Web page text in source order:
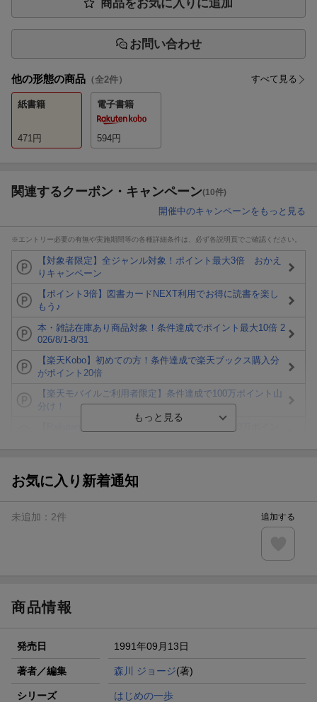
商品をお気に入りに追加
お問い合わせ
他の形態の商品 （全2件） すべて見る
紙書籍
471 円
電子書籍
594円
関連するクーポン・キャンペーン(10件)
開催中のキャンペーンをもっと見る
※エントリー必要の有無や実施期間等の各種詳細条件は、必ず各説明頁でご確認ください。
【対象者限定】全ジャンル対象！ポイント最大3倍 おかえ
りキャンペーン
【ポイント3倍】図書カードNEXT利用でお得に読書を楽し
もう♪
本・雑誌在庫あり商品対象！条件達成でポイント最大10倍 2
026/8/1-8/31
【楽天Kobo】初めての方！条件達成で楽天ブックス購入分
がポイント20倍
【楽天モバイルご利用者限定】条件達成で100万ポイント山
分け！
が当たる！
楽天モバイル紹介キャンペーンの拡散で300円OFFクーポン
条件達成で楽天限定・宝塚歌劇 宙組貸切公演ペアチケット
お気に入り新着通知
未追加： 2件 追加する
商品情報
発売日 1991年09月13日
著者／編集 森川 ジョージ(著)
シリーズ はじめの一歩